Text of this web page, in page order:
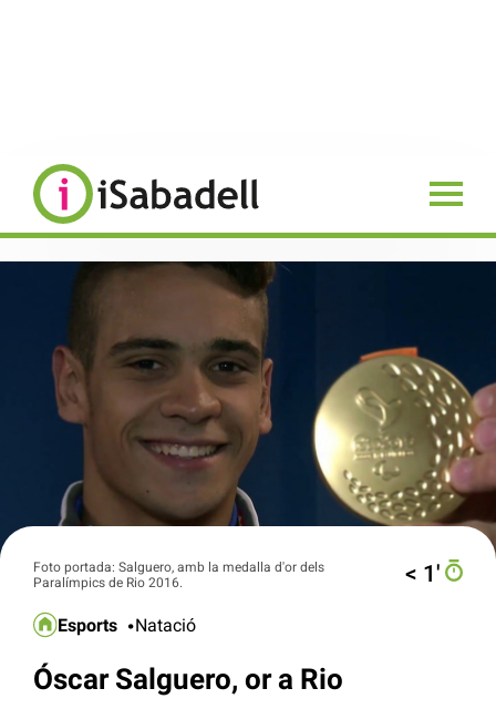
Foto portada: Salguero, amb la medalla d'or dels
Paralímpics de Rio 2016.
< 1′
Esports Natació
Óscar Salguero, or a Rio